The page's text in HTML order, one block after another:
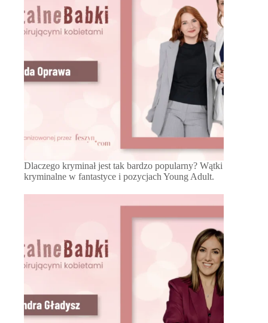
Dlaczego kryminał jest tak bardzo popularny? Wątki
kryminalne w fantastyce i pozycjach Young Adult.